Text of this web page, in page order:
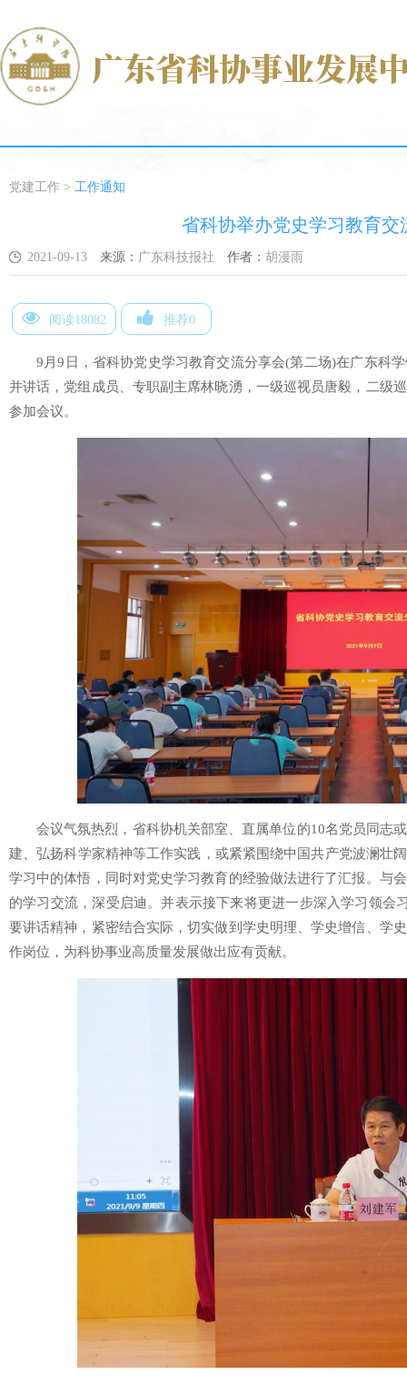
党建工作 > 工作通知
省科协举办党史学习教育交
2021-09-13 来源： 广东科技报社 作者： 胡漫雨
阅读18082 推荐0
9月9日，省科协党史学习教育交流分享会(第二场)在广东科
并讲话，党组成员、专职副主席林晓湧，一级巡视员唐毅，二级
参加会议。
会议气氛热烈，省科协机关部室、直属单位的10名党员同志
建、弘扬科学家精神等工作实践，或紧紧围绕中国共产党波澜壮
学习中的体悟，同时对党史学习教育的经验做法进行了汇报。与
的学习交流，深受启迪。并表示接下来将更进一步深入学习领会
要讲话精神，紧密结合实际，切实做到学史明理、学史增信、学
作岗位，为科协事业高质量发展做出应有贡献。